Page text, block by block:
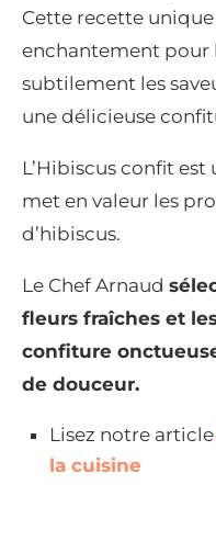
Cette recette
enchantement pour
subtilement les
une délicieuse
L’Hibiscus confit
met en valeur les
d’hibiscus.
Le Chef Arnaud
fleurs fraîches et
confiture
de douceur.
Lisez notre article
la cuisine